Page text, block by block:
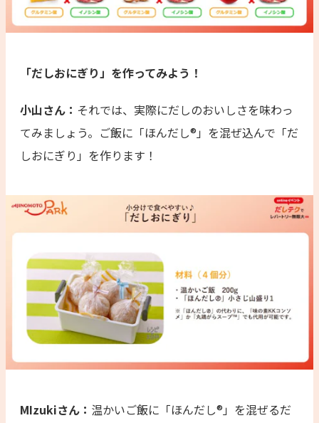
「だしおにぎり」を作ってみよう！
小山さん： それでは、実際にだしのおいしさを味わっ
てみましょう。ご飯に「ほんだし®」を混ぜ込んで「だ
しおにぎり」を作ります！
MIzukiさん： 温かいご飯に「ほんだし®」を混ぜるだ